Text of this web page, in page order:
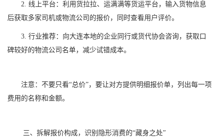
2. 线上平台：利用货拉拉、运满满等货运平台，输入货物信息
后获取多家司机或物流公司的报价，同时查看用户评价。
3. 行业推荐：向大连本地的企业同行或货代协会咨询，获取口
碑较好的物流公司名单，减少试错成本。
注意：不要只看“总价”，要让对方提供明细报价单，列出每一项
费用的名称和金额。
三、拆解报价构成，识别隐形消费的“藏身之处”